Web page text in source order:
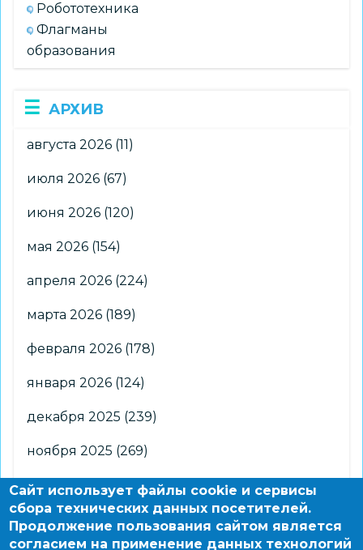
Робототехника
Флагманы
образования
АРХИВ
августа 2026 (11)
июля 2026 (67)
июня 2026 (120)
мая 2026 (154)
апреля 2026 (224)
марта 2026 (189)
февраля 2026 (178)
января 2026 (124)
декабря 2025 (239)
ноября 2025 (269)
октября 2025(266)
сентября 2025 (176)
Сайт использует файлы cookie и сервисы
сбора технических данных посетителей.
Продолжение пользования сайтом является
согласием на применение данных технологий